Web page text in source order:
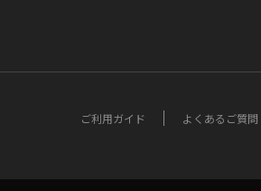
ご利用ガイド よくあるご質問